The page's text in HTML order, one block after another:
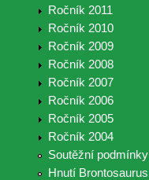
Ročník 2011
Ročník 2010
Ročník 2009
Ročník 2008
Ročník 2007
Ročník 2006
Ročník 2005
Ročník 2004
Soutěžní podmínky
Hnutí Brontosaurus